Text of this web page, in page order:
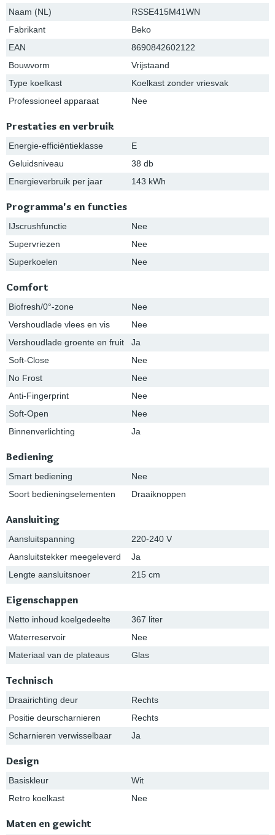
Naam (NL)
RSSE415M41WN
Fabrikant
Beko
EAN
8690842602122
Bouwvorm
Vrijstaand
Type koelkast
Koelkast zonder vriesvak
Professioneel apparaat
Nee
Prestaties en verbruik
Energie-efficiëntieklasse
E
Geluidsniveau
38 db
Energieverbruik per jaar
143 kWh
Programma's en functies
IJscrushfunctie
Nee
Supervriezen
Nee
Superkoelen
Nee
Comfort
Biofresh/0°-zone
Nee
Vershoudlade vlees en vis
Nee
Vershoudlade groente en fruit
Ja
Soft-Close
Nee
No Frost
Nee
Anti-Fingerprint
Nee
Soft-Open
Nee
Binnenverlichting
Ja
Bediening
Smart bediening
Nee
Soort bedieningselementen
Draaiknoppen
Aansluiting
Aansluitspanning
220-240 V
Aansluitstekker meegeleverd
Ja
Lengte aansluitsnoer
215 cm
Eigenschappen
Netto inhoud koelgedeelte
367 liter
Waterreservoir
Nee
Materiaal van de plateaus
Glas
Technisch
Draairichting deur
Rechts
Positie deurscharnieren
Rechts
Scharnieren verwisselbaar
Ja
Design
Basiskleur
Wit
Retro koelkast
Nee
Maten en gewicht